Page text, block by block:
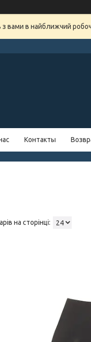
вами в найближчий
Контакты